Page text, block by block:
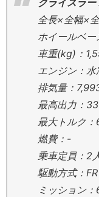
全長×全幅×
ホイールベ
車重(kg)：
エンジン：
排気量：
最高出力：
最大トルク
燃費：-
乗車定員：2
駆動方式：FR
ミッション